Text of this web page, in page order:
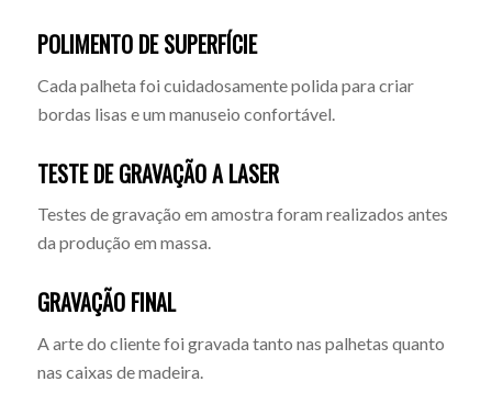
POLIMENTO DE SUPERFÍCIE
Cada palheta foi cuidadosamente polida para criar
bordas lisas e um manuseio confortável.
TESTE DE GRAVAÇÃO A LASER
Testes de gravação em amostra foram realizados antes
da produção em massa.
GRAVAÇÃO FINAL
A arte do cliente foi gravada tanto nas palhetas quanto
nas caixas de madeira.